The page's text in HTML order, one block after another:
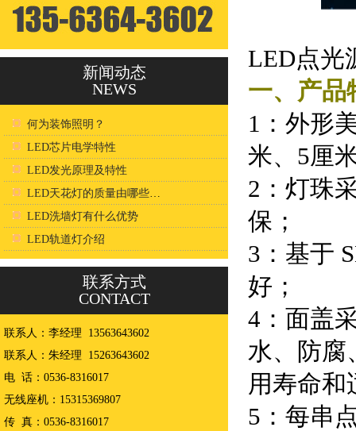
新闻动态
NEWS
何为装饰照明？
LED芯片电学特性
LED发光原理及特性
LED天花灯的质量由哪些因素决定？
LED洗墙灯有什么优势
LED轨道灯介绍
联系方式
CONTACT
联系人：李经理 13563643602
联系人：朱经理 15263643602
电 话：0536-8316017
无线座机：15315369807
传 真：0536-8316017
LED点光
一、产品
1：外形
米、5厘
2：灯珠
保；
3：基于
好；
4：面盖
水、防腐
用寿命和
5：每串